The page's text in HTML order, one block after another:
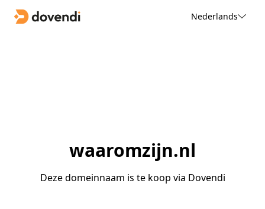
Nederlands
waaromzijn.nl
Deze domeinnaam is te koop via Dovendi